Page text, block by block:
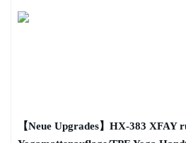
【Neue Upgrades】HX-383 XFAY